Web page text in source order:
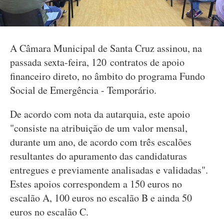
A Câmara Municipal de Santa Cruz assinou, na
passada sexta-feira, 120 contratos de apoio
financeiro direto, no âmbito do programa Fundo
Social de Emergência - Temporário.
De acordo com nota da autarquia, este apoio
"consiste na atribuição de um valor mensal,
durante um ano, de acordo com três escalões
resultantes do apuramento das candidaturas
entregues e previamente analisadas e validadas".
Estes apoios correspondem a 150 euros no
escalão A, 100 euros no escalão B e ainda 50
euros no escalão C.